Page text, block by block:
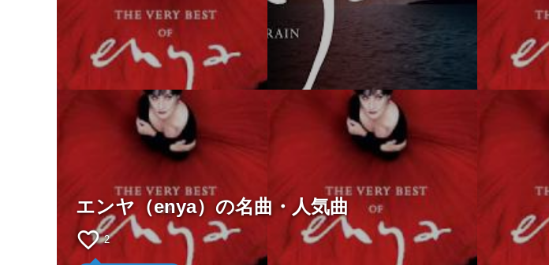
エンヤ（enya）の名曲・人気曲
favorite_border 2